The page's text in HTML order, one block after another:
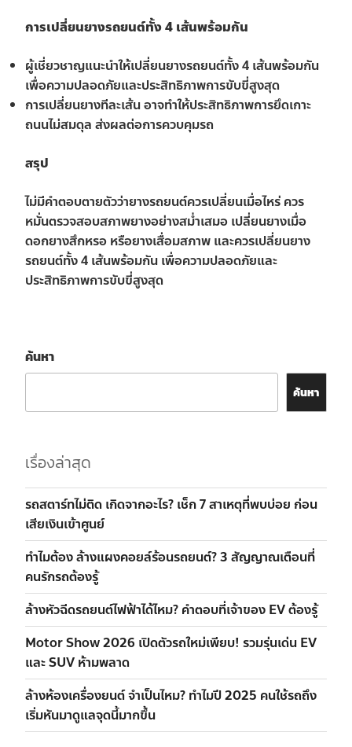
การเปลี่ยนยางรถยนต์ทั้ง 4 เส้นพร้อมกัน
ผู้เชี่ยวชาญแนะนำให้เปลี่ยนยางรถยนต์ทั้ง 4 เส้นพร้อมกัน
เพื่อความปลอดภัยและประสิทธิภาพการขับขี่สูงสุด
การเปลี่ยนยางทีละเส้น อาจทำให้ประสิทธิภาพการยึดเกาะ
ถนนไม่สมดุล ส่งผลต่อการควบคุมรถ
สรุป
ไม่มีคำตอบตายตัวว่ายางรถยนต์ควรเปลี่ยนเมื่อไหร่ ควร
หมั่นตรวจสอบสภาพยางอย่างสม่ำเสมอ เปลี่ยนยางเมื่อ
ดอกยางสึกหรอ หรือยางเสื่อมสภาพ และควรเปลี่ยนยาง
รถยนต์ทั้ง 4 เส้นพร้อมกัน เพื่อความปลอดภัยและ
ประสิทธิภาพการขับขี่สูงสุด
ค้นหา
ค้นหา
เรื่องล่าสุด
รถสตาร์ทไม่ติด เกิดจากอะไร? เช็ก 7 สาเหตุที่พบบ่อย ก่อน
เสียเงินเข้าศูนย์
ทำไมต้อง ล้างแผงคอยล์ร้อนรถยนต์? 3 สัญญาณเตือนที่
คนรักรถต้องรู้
ล้างหัวฉีดรถยนต์ไฟฟ้าได้ไหม? คำตอบที่เจ้าของ EV ต้องรู้
Motor Show 2026 เปิดตัวรถใหม่เพียบ! รวมรุ่นเด่น EV
และ SUV ห้ามพลาด
ล้างห้องเครื่องยนต์ จำเป็นไหม? ทำไมปี 2025 คนใช้รถถึง
เริ่มหันมาดูแลจุดนี้มากขึ้น